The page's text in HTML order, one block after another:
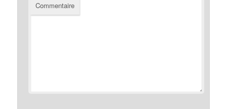
Commentaire